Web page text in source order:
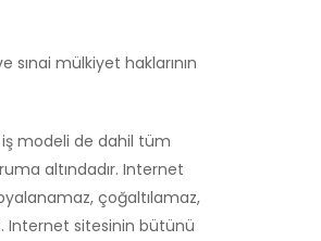
mülkiyet haklarının
iş modeli de dahil tüm
altındadır. Internet
çoğaltılamaz,
Internet sitesinin bütünü